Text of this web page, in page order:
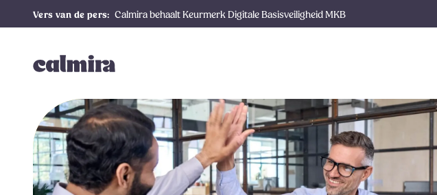
Calmira behaalt Keurmerk Digitale Basisveiligheid MKB